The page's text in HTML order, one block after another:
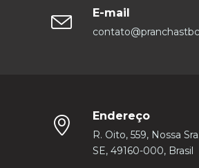
E-mail
Endereço
R. Oito, 559, Nossa
SE, 49160-000, Brasil